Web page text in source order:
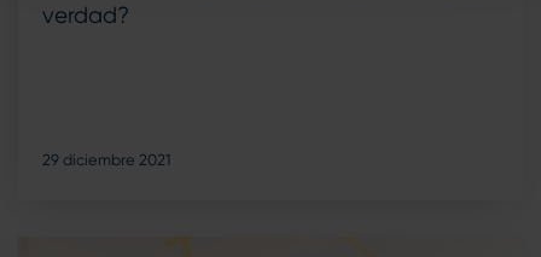
verdad?
29 diciembre 2021